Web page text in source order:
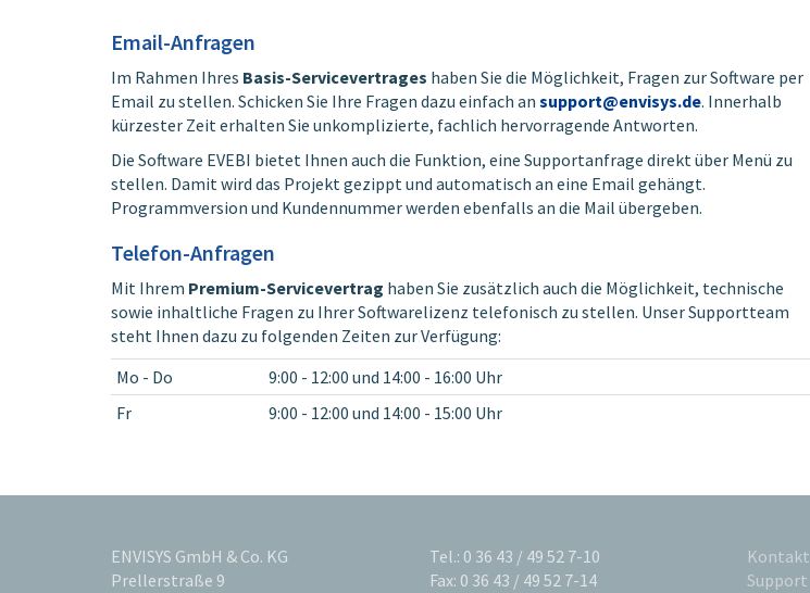
Email-Anfragen
Im Rahmen Ihres Basis-Servicevertrages haben Sie die Möglichkeit, Fragen zur Software per
Email zu stellen. Schicken Sie Ihre Fragen dazu einfach an support@envisys.de. Innerhalb
kürzester Zeit erhalten Sie unkomplizierte, fachlich hervorragende Antworten.
Die Software EVEBI bietet Ihnen auch die Funktion, eine Supportanfrage direkt über Menü zu
stellen. Damit wird das Projekt gezippt und automatisch an eine Email gehängt.
Programmversion und Kundennummer werden ebenfalls an die Mail übergeben.
Telefon-Anfragen
Mit Ihrem Premium-Servicevertrag haben Sie zusätzlich auch die Möglichkeit, technische
sowie inhaltliche Fragen zu Ihrer Softwarelizenz telefonisch zu stellen. Unser Supportteam
steht Ihnen dazu zu folgenden Zeiten zur Verfügung:
Mo - Do
9:00 - 12:00 und 14:00 - 16:00 Uhr
Fr
9:00 - 12:00 und 14:00 - 15:00 Uhr
ENVISYS GmbH & Co. KG
Prellerstraße 9
Tel.: 0 36 43 / 49 52 7-10
Fax: 0 36 43 / 49 52 7-14
Kontakt
Support